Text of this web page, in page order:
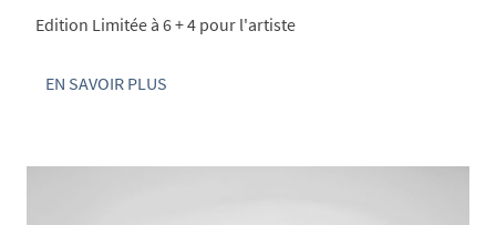
Edition Limitée à 6 + 4 pour l'artiste
EN SAVOIR PLUS